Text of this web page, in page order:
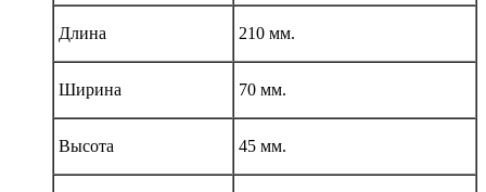
Длина 210 мм.
Ширина 70 мм.
Высота 45 мм.